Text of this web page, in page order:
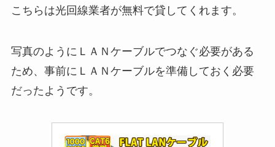
こちらは光回線業者が無料で貸してくれます。
写真のようにＬＡＮケーブルでつなぐ必要がある
ため、事前にＬＡＮケーブルを準備しておく必要
だったようです。